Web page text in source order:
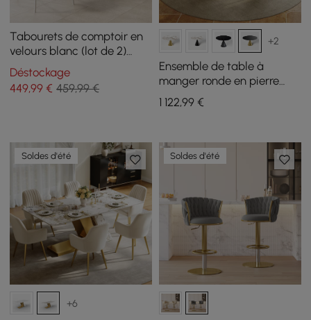
Tabourets de comptoir en
velours blanc (lot de 2)
avec dossier en rotin pour
îlot de cuisine
Déstockage
449,99 € 459,99 €
+2
Ensemble de table à
manger ronde en pierre
frittée de 1000 mm avec
base en or brossé pour 2
1 122,99€
Soldes d'été
+6
Soldes d'été